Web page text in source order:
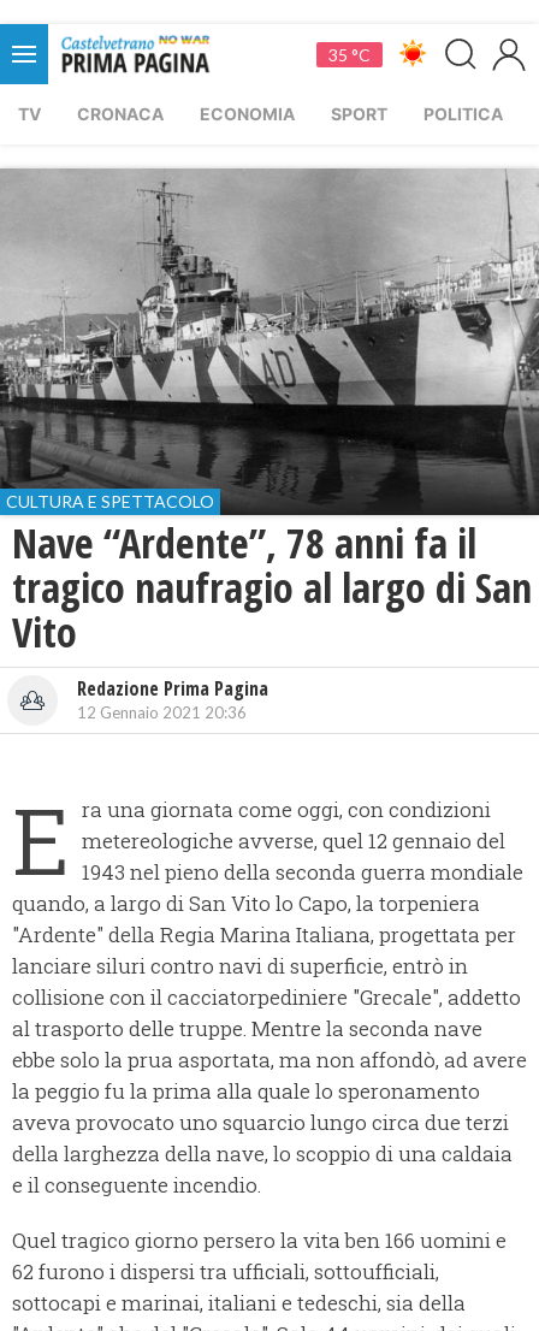
35 °C
TV CRONACA ECONOMIA SPORT POLITICA
CULTURA E SPETTACOLO
Nave “Ardente”, 78 anni fa il
tragico naufragio al largo di San
Vito
Redazione Prima Pagina
12 Gennaio 2021 20:36
E
ra una giornata come oggi, con condizioni
metereologiche avverse, quel 12 gennaio del
1943 nel pieno della seconda guerra mondiale
quando, a largo di San Vito lo Capo, la torpeniera
"Ardente" della Regia Marina Italiana, progettata per
lanciare siluri contro navi di superficie, entrò in
collisione con il cacciatorpediniere "Grecale", addetto
al trasporto delle truppe. Mentre la seconda nave
ebbe solo la prua asportata, ma non affondò, ad avere
la peggio fu la prima alla quale lo speronamento
aveva provocato uno squarcio lungo circa due terzi
della larghezza della nave, lo scoppio di una caldaia
e il conseguente incendio.
Quel tragico giorno persero la vita ben 166 uomini e
62 furono i dispersi tra ufficiali, sottoufficiali,
sottocapi e marinai, italiani e tedeschi, sia della